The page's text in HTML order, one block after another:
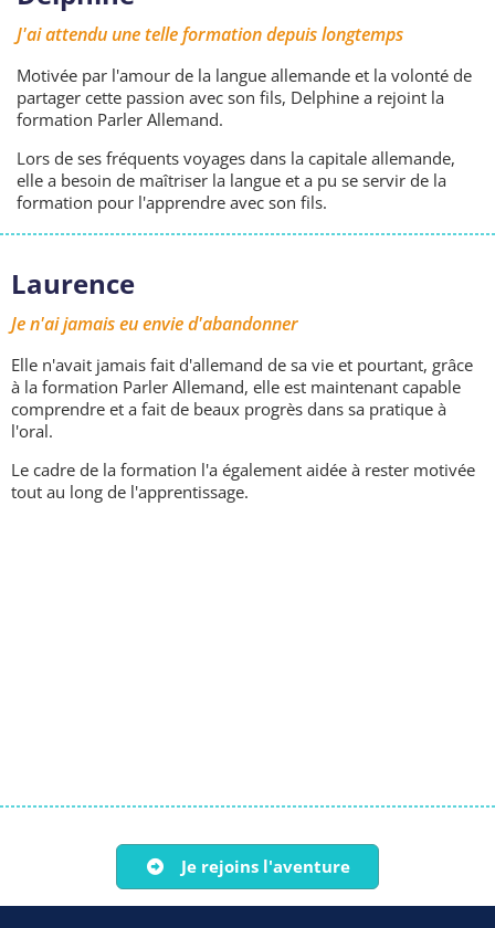
J'ai attendu une telle formation depuis longtemps
Motivée par l'amour de la langue allemande et la volonté de
partager cette passion avec son fils, Delphine a rejoint la
formation Parler Allemand.
Lors de ses fréquents voyages dans la capitale allemande,
elle a besoin de maîtriser la langue et a pu se servir de la
formation pour l'apprendre avec son fils.
Laurence
Je n'ai jamais eu envie d'abandonner
Elle n'avait jamais fait d'allemand de sa vie et pourtant, grâce
à la formation Parler Allemand, elle est maintenant capable
comprendre et a fait de beaux progrès dans sa pratique à
l'oral.
Le cadre de la formation l'a également aidée à rester motivée
tout au long de l'apprentissage.
Je rejoins l'aventure